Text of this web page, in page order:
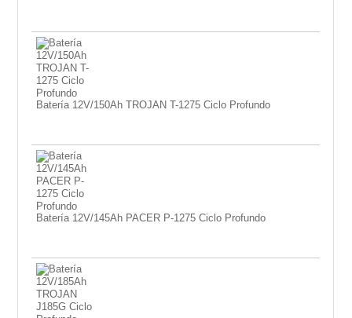
Batería 12V/150Ah TROJAN T-1275 Ciclo Profundo
Batería 12V/145Ah PACER P-1275 Ciclo Profundo